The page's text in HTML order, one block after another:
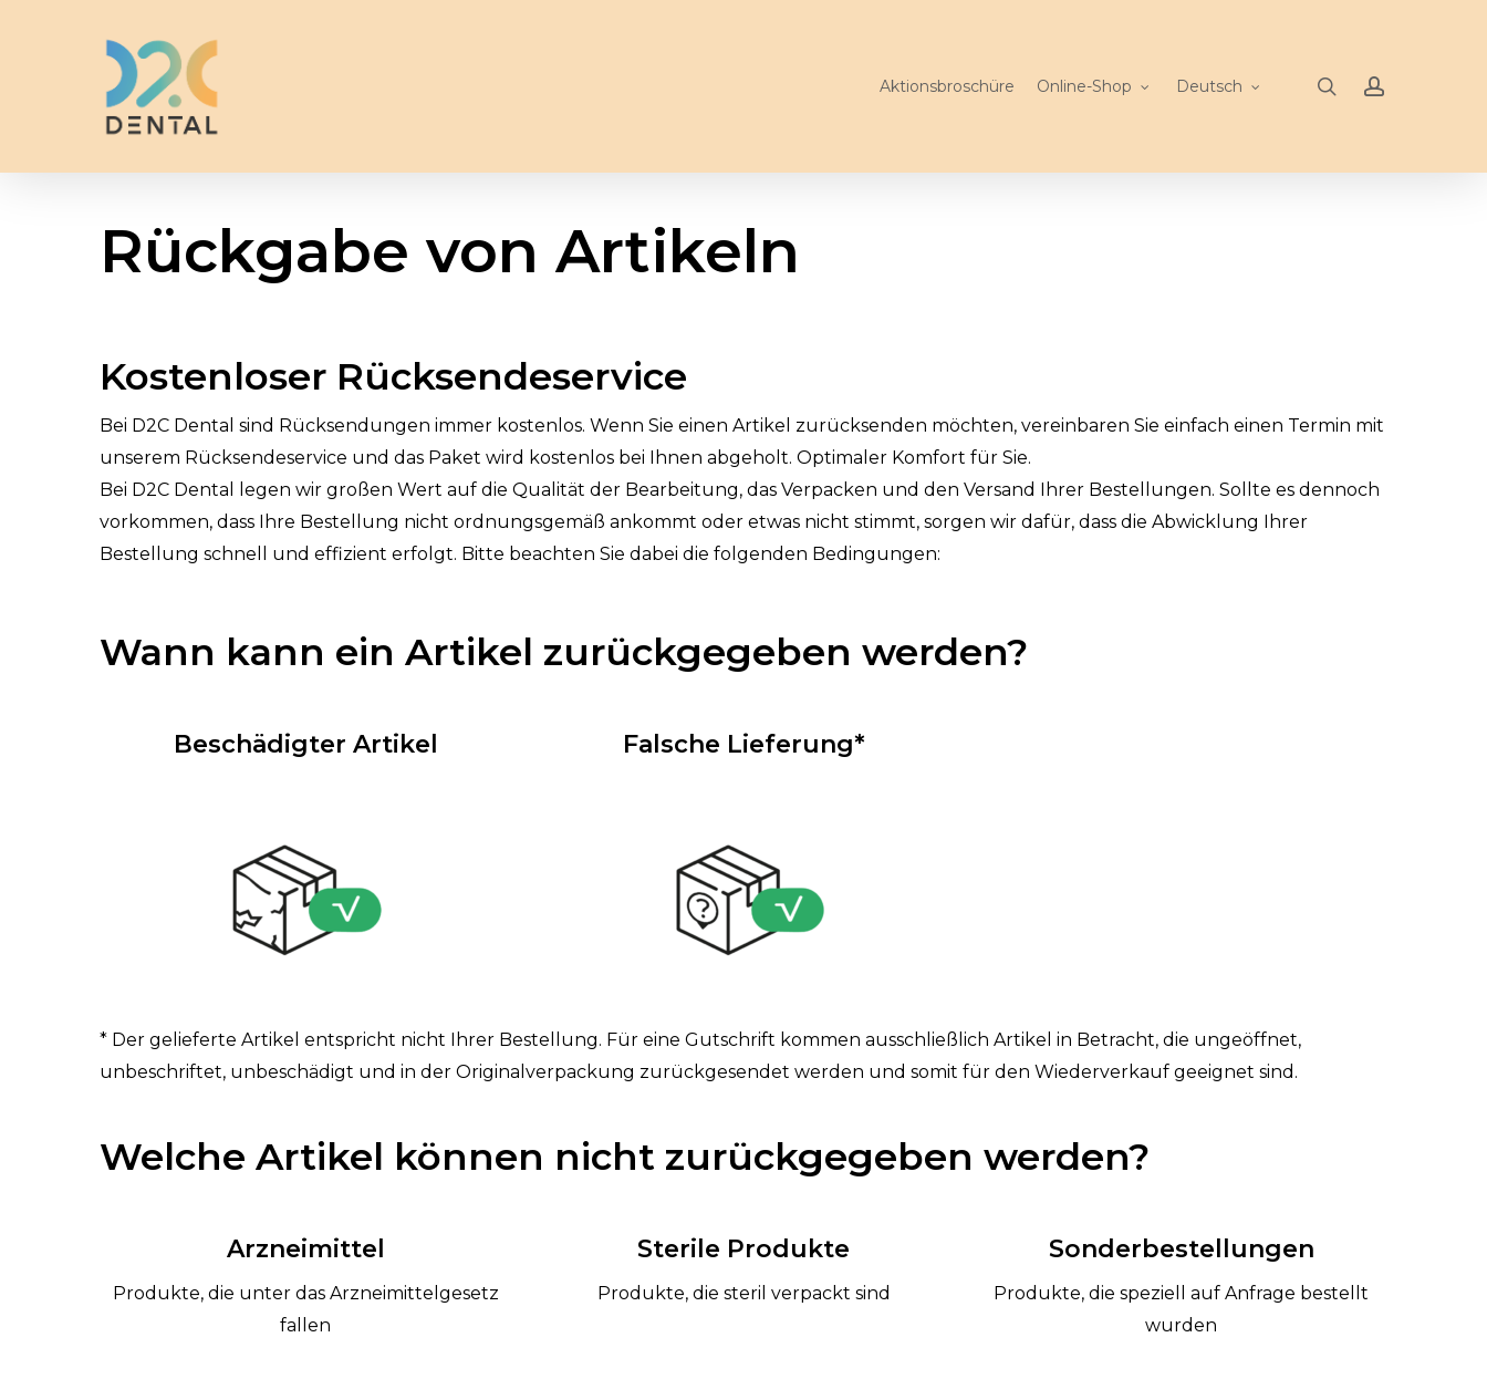
Aktionsbroschüre Online-Shop Deutsch searchaccount
Rückgabe von Artikeln
Kostenloser Rücksendeservice
Bei D2C Dental sind Rücksendungen immer kostenlos. Wenn Sie einen Artikel zurücksenden möchten, vereinbaren Sie einfach einen Termin mit
unserem Rücksendeservice und das Paket wird kostenlos bei Ihnen abgeholt. Optimaler Komfort für Sie.
Bei D2C Dental legen wir großen Wert auf die Qualität der Bearbeitung, das Verpacken und den Versand Ihrer Bestellungen. Sollte es dennoch
vorkommen, dass Ihre Bestellung nicht ordnungsgemäß ankommt oder etwas nicht stimmt, sorgen wir dafür, dass die Abwicklung Ihrer
Bestellung schnell und effizient erfolgt. Bitte beachten Sie dabei die folgenden Bedingungen:
Wann kann ein Artikel zurückgegeben werden?
Beschädigter Artikel Falsche Lieferung*
* Der gelieferte Artikel entspricht nicht Ihrer Bestellung. Für eine Gutschrift kommen ausschließlich Artikel in Betracht, die ungeöffnet,
unbeschriftet, unbeschädigt und in der Originalverpackung zurückgesendet werden und somit für den Wiederverkauf geeignet sind.
Welche Artikel können nicht zurückgegeben werden?
Arzneimittel
Produkte, die unter das Arzneimittelgesetz
fallen
Sterile Produkte
Produkte, die steril verpackt sind
Sonderbestellungen
Produkte, die speziell auf Anfrage bestellt
wurden